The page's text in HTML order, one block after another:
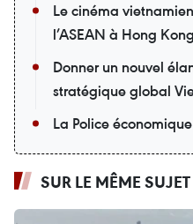
Le cinéma
l’ASEAN à Hong
Donner un nouvel
stratégique global
La Police
SUR LE MÊME SUJET